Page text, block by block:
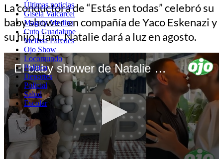
Últimas noticias
Gisela Valcarcel
Magaly Medina
Cuto Guadalupe
Melissa Paredes
Ojo Show
Locomundo
Política
Deportes
Policial
Salud
Escolar
La conductora de “Estás en todas” celebró su
baby shower en compañía de Yaco Eskenazi y
su hijo Liam. Natalie dará a luz en agosto.
El baby shower de Natalie Vertiz - diario OJO